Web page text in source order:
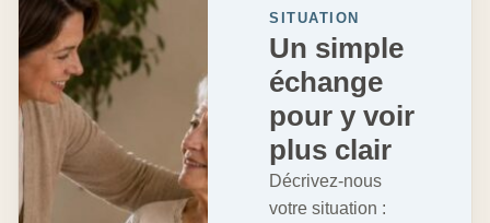
SITUATION
Un simple
échange
pour y voir
plus clair
Décrivez-nous
votre situation :